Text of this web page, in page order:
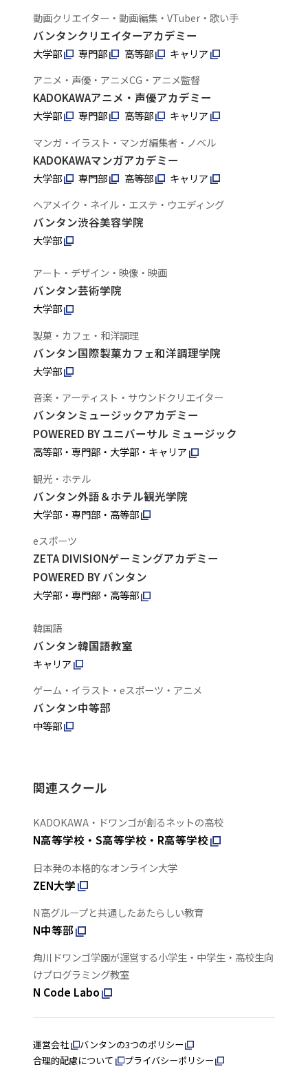
動画クリエイター・動画編集・VTuber・歌い手
バンタンクリエイターアカデミー
大学部 専門部 高等部
キャリア
アニメ・声優・アニメCG・アニメ監督
KADOKAWAアニメ・声優アカデミー
大学部 専門部 高等部
キャリア
マンガ・イラスト・マンガ編集者・ノベル
KADOKAWAマンガアカデミー
大学部 専門部 高等部
キャリア
ヘアメイク・ネイル・エステ・ウエディング
バンタン渋谷美容学院
大学部
アート・デザイン・映像・映画
バンタン芸術学院
大学部
製菓・カフェ・和洋調理
バンタン国際製菓カフェ和洋調理学院
大学部
音楽・アーティスト・サウンドクリエイター
バンタンミュージックアカデミー
POWERED BY ユニバーサル ミュージック
高等部・専門部・大学部・キャリア
観光・ホテル
バンタン外語＆ホテル観光学院
大学部・専門部・高等部
eスポーツ
ZETA DIVISIONゲーミングアカデミー
POWERED BY バンタン
大学部・専門部・高等部
韓国語
バンタン韓国語教室
キャリア
ゲーム・イラスト・eスポーツ・アニメ
バンタン中等部
中等部
関連スクール
KADOKAWA・ドワンゴが創るネットの高校
N高等学校・S高等学校・R高等学校
日本発の本格的なオンライン大学
ZEN大学
N高グループと共通したあたらしい教育
N中等部
角川ドワンゴ学園が運営する小学生・中学生・高校生向
けプログラミング教室
N Code Labo
運営会社
バンタンの3つのポリシー
合理的配慮について
プライバシーポリシー